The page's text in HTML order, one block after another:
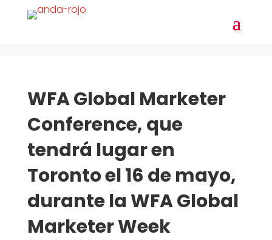
WFA Global Marketer
Conference, que
tendrá lugar en
Toronto el 16 de mayo,
durante la WFA Global
Marketer Week